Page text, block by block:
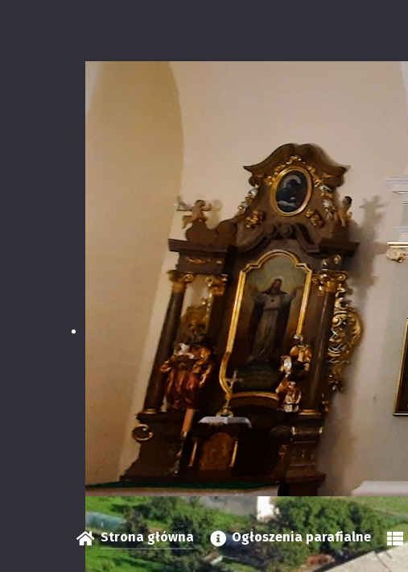
Strona główna Ogłoszenia parafialne